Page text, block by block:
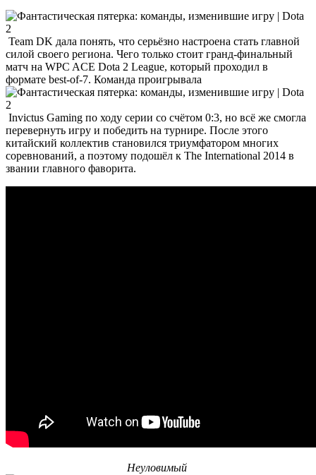
Team DK дала понять, что серьёзно настроена стать главной
силой своего региона. Чего только стоит гранд-финальный
матч на WPC ACE Dota 2 League, который проходил в
формате best-of-7. Команда проигрывала
Invictus Gaming по ходу серии со счётом 0:3, но всё же смогла
перевернуть игру и победить на турнире. После этого
китайский коллектив становился триумфатором многих
соревнований, а поэтому подошёл к The International 2014 в
звании главного фаворита.
Неуловимый